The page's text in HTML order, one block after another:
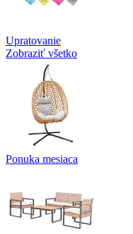
Upratovanie
Zobraziť všetko
Ponuka mesiaca